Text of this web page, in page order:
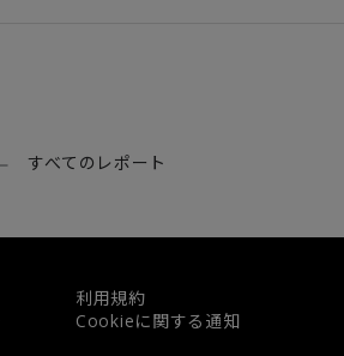
すべてのレポート
利用規約
Cookieに関する通知